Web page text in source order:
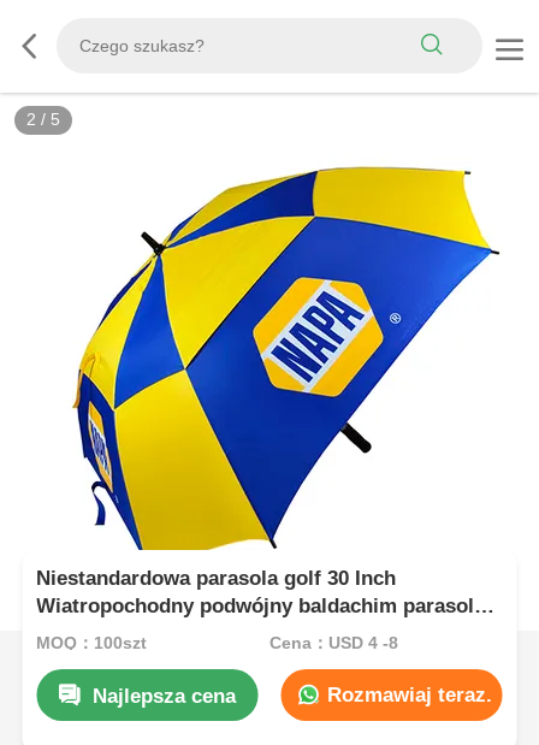
2 / 5
Niestandardowa parasola golf 30 Inch
Wiatropochodny podwójny baldachim parasola 2
Tone
MOQ：100szt Cena：USD 4 -8
Najlepsza cena Rozmawiaj teraz.